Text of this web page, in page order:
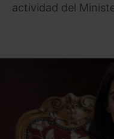
actividad del